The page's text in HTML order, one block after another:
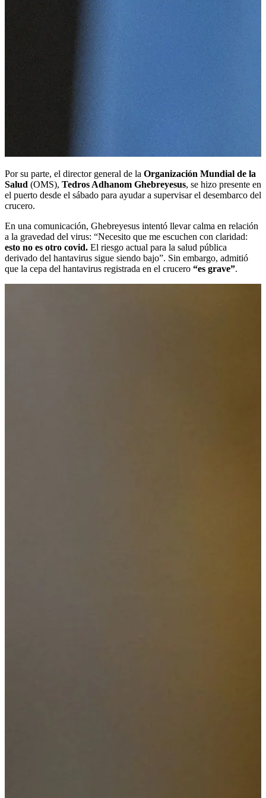
Por su parte, el director general de la Organización Mundial de la
Salud (OMS), Tedros Adhanom Ghebreyesus, se hizo presente en
el puerto desde el sábado para ayudar a supervisar el desembarco del
crucero.
En una comunicación, Ghebreyesus intentó llevar calma en relación
a la gravedad del virus: “Necesito que me escuchen con claridad:
esto no es otro covid. El riesgo actual para la salud pública
derivado del hantavirus sigue siendo bajo”. Sin embargo, admitió
que la cepa del hantavirus registrada en el crucero “es grave”.